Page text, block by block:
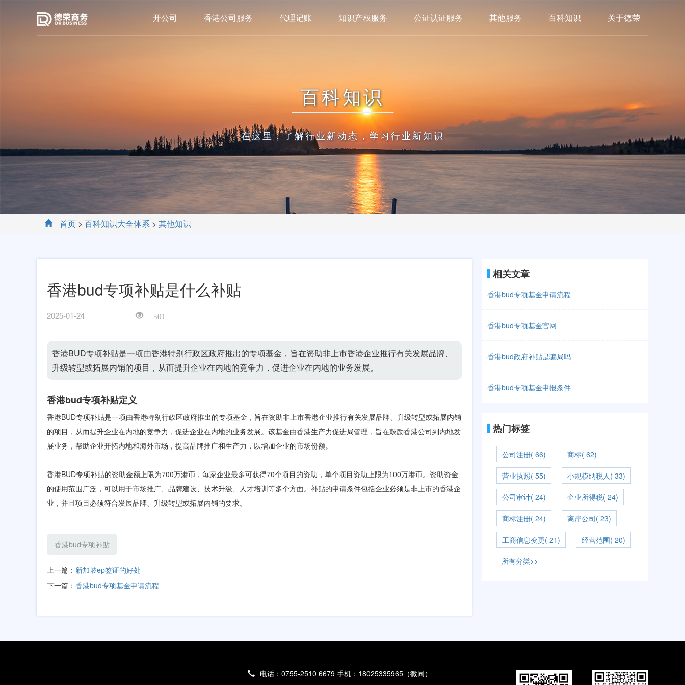
开公司 香港公司服务 代理记账 知识产权服务 公证认证服务 其他服务 百科知识 关于德荣
百科知识
在这里，了解行业新动态，学习行业新知识
首页 > 百科知识大全体系 > 其他知识
香港bud专项补贴是什么补贴
2025-01-24 501
香港BUD专项补贴‌是一项由香港特别行政区政府推出的专项基金，旨在资助非上市香港企业推行有关发展品牌、
升级转型或拓展内销的项目，从而提升企业在内地的竞争力，促进企业在内地的业务发展。
香港bud专项补贴定义
香港BUD专项补贴‌是一项由香港特别行政区政府推出的专项基金，旨在资助非上市香港企业推行有关发展品牌、升级转型或拓展内销
的项目，从而提升企业在内地的竞争力，促进企业在内地的业务发展。该基金由香港生产力促进局管理，旨在鼓励香港公司到内地发
展业务，帮助企业开拓内地和海外市场，提高品牌推广和生产力，以增加企业的市场份额。
香港BUD专项补贴的资助金额上限为700万港币，每家企业最多可获得70个项目的资助，单个项目资助上限为100万港币。资助资金
的使用范围广泛，可以用于市场推广、品牌建设、技术升级、人才培训等多个方面。补贴的申请条件包括企业必须是非上市的香港企
业，并且项目必须符合发展品牌、升级转型或拓展内销的要求。
香港bud专项补贴
上一篇： 新加坡ep签证的好处
下一篇： 香港bud专项基金申请流程
相关文章
香港bud专项基金申请流程
香港bud专项基金官网
香港bud政府补贴是骗局吗
香港bud专项基金申报条件
热门标签
公司注册( 66) 商标( 62)
营业执照( 55) 小规模纳税人( 33)
公司审计( 24) 企业所得税( 24)
商标注册( 24) 离岸公司( 23)
工商信息变更( 21) 经营范围( 20)
所有分类>>
电话：0755-2510 6679 手机：18025335965（微同）